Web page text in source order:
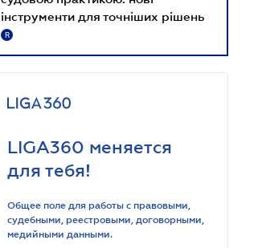
інструменти для точніших рішень
R
LIGA360 меняется
для тебя!
Общее поле для работы с правовыми,
судебными, реестровыми, договорными,
медийными данными.